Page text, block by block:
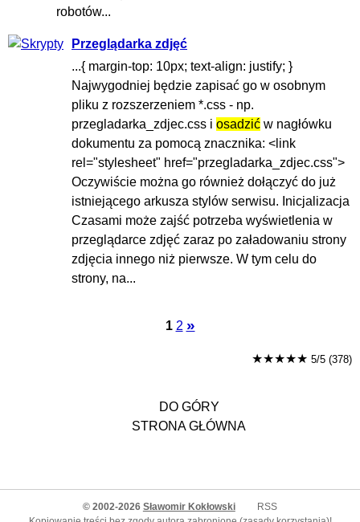
robotów...
Przeglądarka zdjęć
...{ margin-top: 10px; text-align: justify; }
Najwygodniej będzie zapisać go w osobnym
pliku z rozszerzeniem *.css - np.
przegladarka_zdjec.css i osadzić w nagłówku
dokumentu za pomocą znacznika: <link
rel="stylesheet" href="przegladarka_zdjec.css">
Oczywiście można go również dołączyć do już
istniejącego arkusza stylów serwisu. Inicjalizacja
Czasami może zajść potrzeba wyświetlenia w
przeglądarce zdjęć zaraz po załadowaniu strony
zdjęcia innego niż pierwsze. W tym celu do
strony, na...
1 2 »
★★★★★ 5/5 (378)
DO GÓRY
STRONA GŁÓWNA
© 2002-2026 Sławomir Kokłowski
RSS